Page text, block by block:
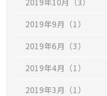
2019年9月（1）
2019年6月（3）
2019年4月（1）
2019年3月（1）